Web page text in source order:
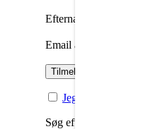
Efternavn
Email adresse:
Jeg har læst og
Søg efter: